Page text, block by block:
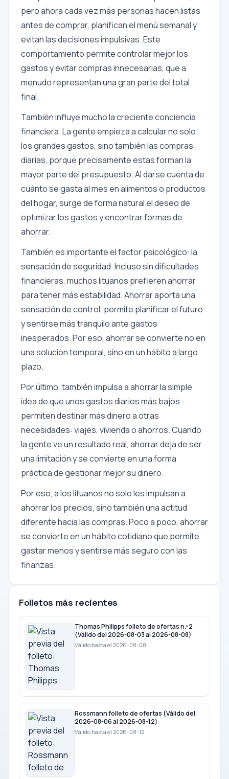
pero ahora cada vez más personas hacen listas
antes de comprar, planifican el menú semanal y
evitan las decisiones impulsivas. Este
comportamiento permite controlar mejor los
gastos y evitar compras innecesarias, que a
menudo representan una gran parte del total
final.
También influye mucho la creciente conciencia
financiera. La gente empieza a calcular no solo
los grandes gastos, sino también las compras
diarias, porque precisamente estas forman la
mayor parte del presupuesto. Al darse cuenta de
cuánto se gasta al mes en alimentos o productos
del hogar, surge de forma natural el deseo de
optimizar los gastos y encontrar formas de
ahorrar.
También es importante el factor psicológico: la
sensación de seguridad. Incluso sin dificultades
financieras, muchos lituanos prefieren ahorrar
para tener más estabilidad. Ahorrar aporta una
sensación de control, permite planificar el futuro
y sentirse más tranquilo ante gastos
inesperados. Por eso, ahorrar se convierte no en
una solución temporal, sino en un hábito a largo
plazo.
Por último, también impulsa a ahorrar la simple
idea de que unos gastos diarios más bajos
permiten destinar más dinero a otras
necesidades: viajes, vivienda o ahorros. Cuando
la gente ve un resultado real, ahorrar deja de ser
una limitación y se convierte en una forma
práctica de gestionar mejor su dinero.
Por eso, a los lituanos no solo les impulsan a
ahorrar los precios, sino también una actitud
diferente hacia las compras. Poco a poco, ahorrar
se convierte en un hábito cotidiano que permite
gastar menos y sentirse más seguro con las
finanzas.
Folletos más recientes
Thomas Philipps folleto de ofertas n.º 2
(Válido del 2026-08-03 al 2026-08-08)
Válido hasta el 2026-08-08
Rossmann folleto de ofertas (Válido del
2026-08-06 al 2026-08-12)
Válido hasta el 2026-08-12